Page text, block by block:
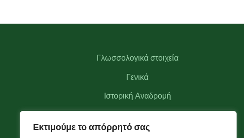
Εκτιμούμε το απόρρητό σας
Γλωσσολογικά στοιχεία
Γενικά
Ιστορική Αναδρομή
Αναγκαστικός Συνεταιρισμός Θεοδωριάνων